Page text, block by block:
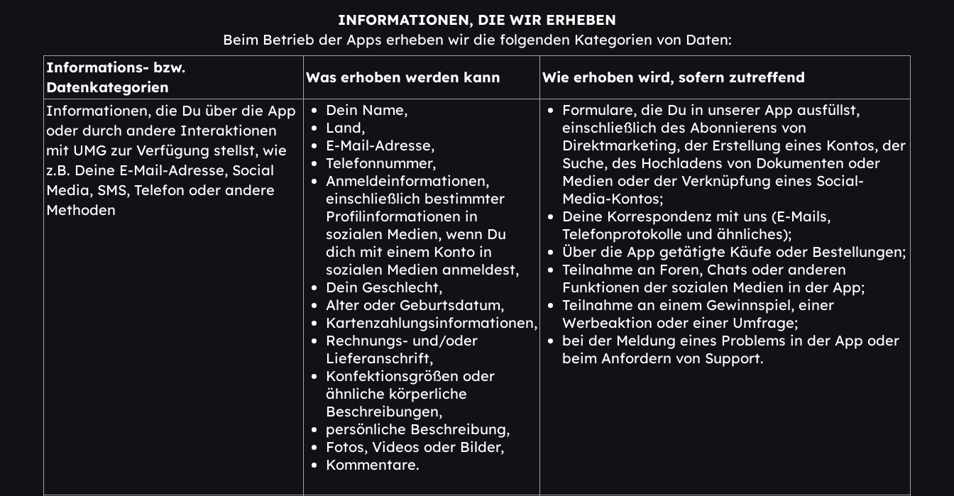
INFORMATIONEN, DIE WIR ERHEBEN
Beim Betrieb der Apps erheben wir die folgenden Kategorien von Daten:
Informations- bzw.
Datenkategorien
Was erhoben werden kann
Wie erhoben wird, sofern zutreffend
Informationen, die Du über die App
oder durch andere Interaktionen
mit UMG zur Verfügung stellst, wie
z.B. Deine E-Mail-Adresse, Social
Media, SMS, Telefon oder andere
Methoden
Dein Name,
Land,
E-Mail-Adresse,
Telefonnummer,
Anmeldeinformationen,
einschließlich bestimmter
Profilinformationen in
sozialen Medien, wenn Du
dich mit einem Konto in
sozialen Medien anmeldest,
Dein Geschlecht,
Alter oder Geburtsdatum,
Kartenzahlungsinformationen,
Rechnungs- und/oder
Lieferanschrift,
Konfektionsgrößen oder
ähnliche körperliche
Beschreibungen,
persönliche Beschreibung,
Fotos, Videos oder Bilder,
Kommentare.
Formulare, die Du in unserer App ausfüllst,
einschließlich des Abonnierens von
Direktmarketing, der Erstellung eines Kontos, der
Suche, des Hochladens von Dokumenten oder
Medien oder der Verknüpfung eines Social-
Media-Kontos;
Deine Korrespondenz mit uns (E-Mails,
Telefonprotokolle und ähnliches);
Über die App getätigte Käufe oder Bestellungen;
Teilnahme an Foren, Chats oder anderen
Funktionen der sozialen Medien in der App;
Teilnahme an einem Gewinnspiel, einer
Werbeaktion oder einer Umfrage;
bei der Meldung eines Problems in der App oder
beim Anfordern von Support.